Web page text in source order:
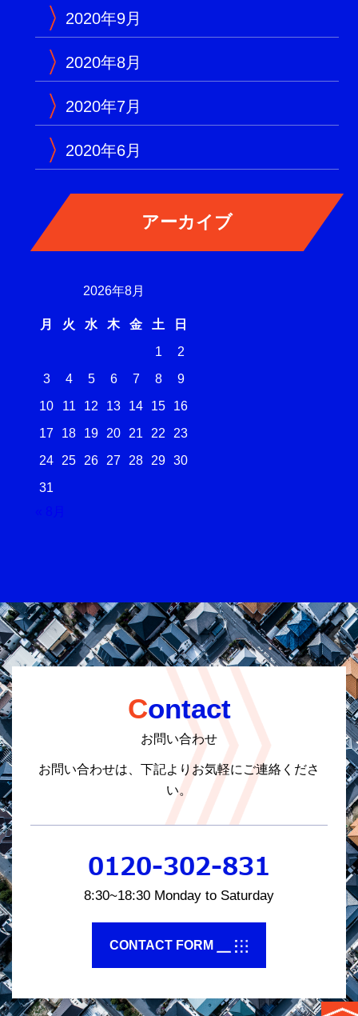
2020年9月
2020年8月
2020年7月
2020年6月
2026年8月
月 火 水 木 金 土
日
1
2
3
4 5 6 7 8
9
10
11 12 13 14 15
16
17
18 19 20 21 22
23
24
25 26 27 28 29 30
31
Contact
お問い合わせ
お問い合わせは、下記よりお気軽にご連絡くださ
い。
0120-302-831
8:30~18:30 Monday to Saturday
CONTACT FORM